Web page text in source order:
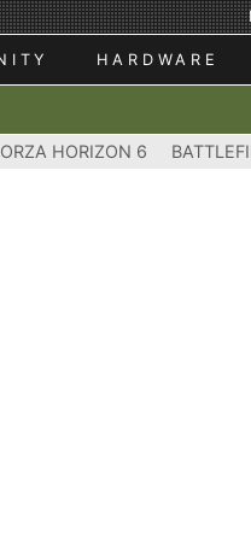
HARDWARE
HORIZON 6